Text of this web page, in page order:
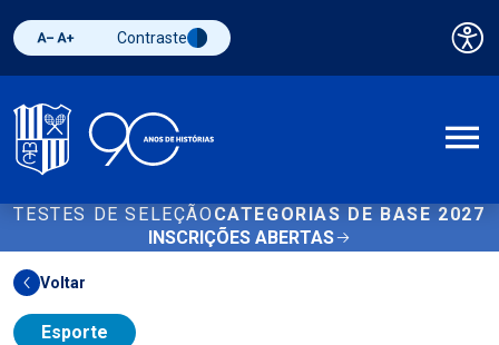
Diminuir fonte
Aumentar fonteAlternar contraste
Contraste
TESTES DE SELEÇÃO CATEGORIAS DE BASE 2027
INSCRIÇÕES ABERTAS
Voltar
Esporte